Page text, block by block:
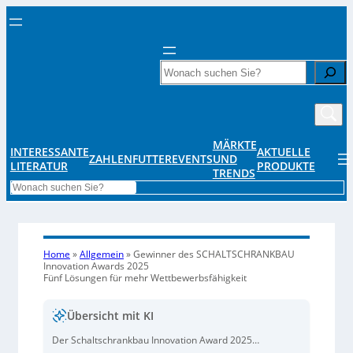
Search
INTERESSANTE
LITERATUR
ZAHLENFUTTEREVENTS
MÄRKTE
UND
TRENDS
AKTUELLE
PRODUKTE
Search
Home »Allgemein»Gewinner des SCHALTSCHRANKBAU
Innovation Awards 2025
Fünf Lösungen für mehr Wettbewerbsfähigkeit
Übersicht mit KI
Der Schaltschrankbau Innovation Award 2025